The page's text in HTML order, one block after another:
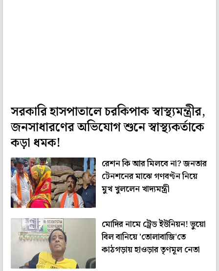
সরকারি হাসপাতালে চরকিপাক স্বাস্থ্যমন্ত্রীর,
জনসাধারণের অভিযোগ শুনে স্বাস্থ্যকর্তাকে
কড়া ধমক!
রেশন কি আর মিলবে না? জনতার
টেনশনের মাঝে গণবণ্টন নিয়ে
মুখ খুললেন খাদ্যমন্ত্রী
মোদির নামে ট্রেড ইউনিয়ন! ভুয়ো
বিল বানিয়ে 'তোলাবাজি'তে
কাঠগড়ায় হাওড়ার তৃণমূল নেতা